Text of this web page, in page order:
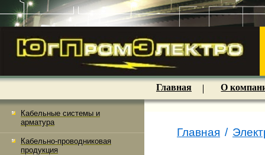
Кабельные системы и
арматура
Кабельно-проводниковая
продукция
Главная О
Главная /